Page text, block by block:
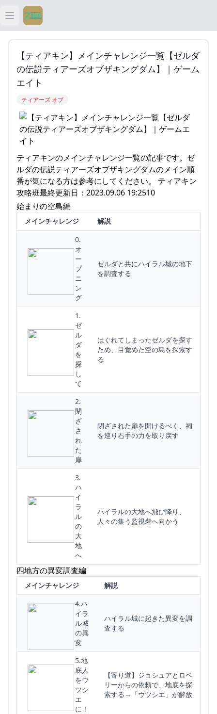
Open main menu
ティアキン
ティアキン 祠
ティアキン 攻略
【ティアキン】メインチャレンジ一覧【ゼルダ
の伝説ティアーズオブザキングダム】｜ゲーム
エイト
ティアーズ オブ
ティアキンのメインチャレンジ一覧の記事です。ゼ
ルダの伝説ティアーズオブザキングダムのメイン順
番が気になる方は参考にしてください。 ティアキン
攻略班最終更新日：2023.09.06 19:2510
始まりの空島編
メインチャレンジ
解説
0.
オ
ー
プ
ニ
ン
グ
ゼルダと共にハイラル城の地下
を調査する
1.
ゼ
ル
ダ
を
探
し
て
はぐれてしまったゼルダを探す
ため、目覚めた空の島を探索す
る
2.
閉
ざ
さ
れ
た
扉
閉ざされた扉を開けるべく、祠
を巡り右手の力を取り戻す
3.
ハ
イ
ラ
ル
の
大
地
へ
ハイラルの大地へ飛び降り、
人々の集う監視砦へ向かう
四地方の異変調査編
メインチャレンジ
解説
4.ハ
イラ
ル城
の異
変
ハイラル城に起きた異変を調
査する
5.地
底人
をウ
ツシ
エ
に！
【寄り道】ジョシュアとロベ
リーからの依頼で、地底を探
索する→「ウツシエ」が解放